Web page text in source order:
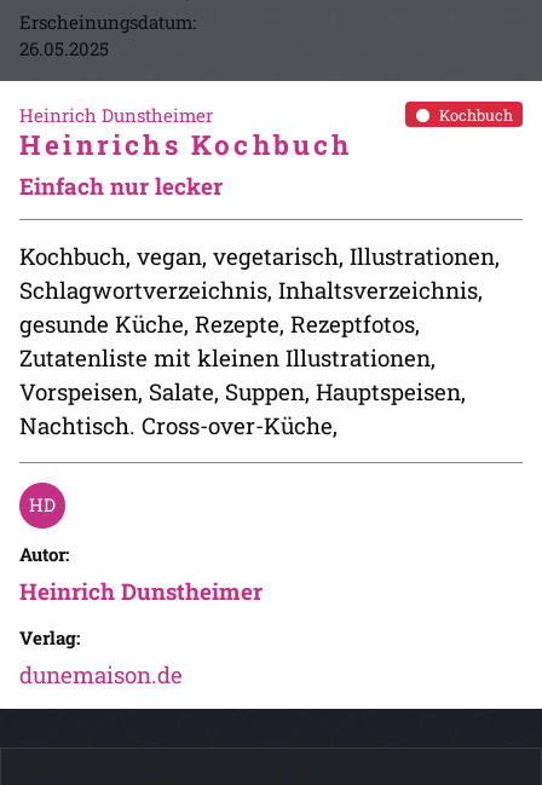
Erscheinungsdatum:
26.05.2025
Kochbuch
Heinrich Dunstheimer
Heinrichs Kochbuch
Einfach nur lecker
Kochbuch, vegan, vegetarisch, Illustrationen,
Schlagwortverzeichnis, Inhaltsverzeichnis,
gesunde Küche, Rezepte, Rezeptfotos,
Zutatenliste mit kleinen Illustrationen,
Vorspeisen, Salate, Suppen, Hauptspeisen,
Nachtisch. Cross-over-Küche,
Autor:
Heinrich Dunstheimer
Verlag:
dunemaison.de